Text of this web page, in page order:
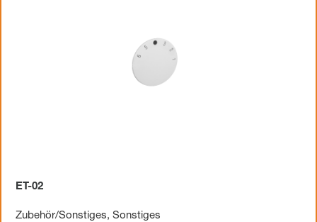
ET-02
Zubehör/Sonstiges, Sonstiges